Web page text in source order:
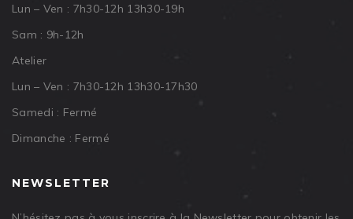
Lun – Ven : 7h30-12h 13h30-19h
Sam : 9h-12h
Atelier
Lun – Ven : 7h30-12h 13h30-17h30
Samedi : Fermé
Dimanche : Fermé
NEWSLETTER